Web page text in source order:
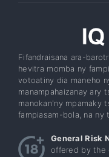
Fifandraisana ara-
hevitra momba ny
votoatiny dia maneho
manampahaizanay ary
manokan'ny mpamaky
fampiasam-bola, na ny
General Risk
offered by the